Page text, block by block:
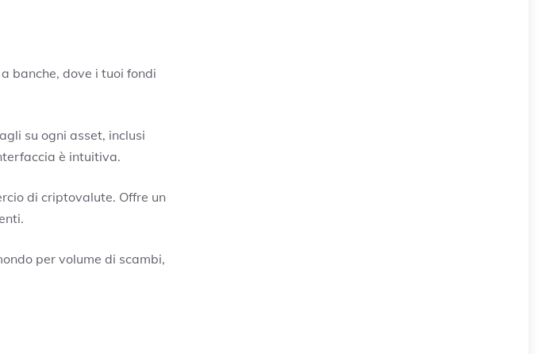
banche, dove i tuoi fondi
su ogni asset, inclusi
è intuitiva.
di criptovalute. Offre un
per volume di scambi,